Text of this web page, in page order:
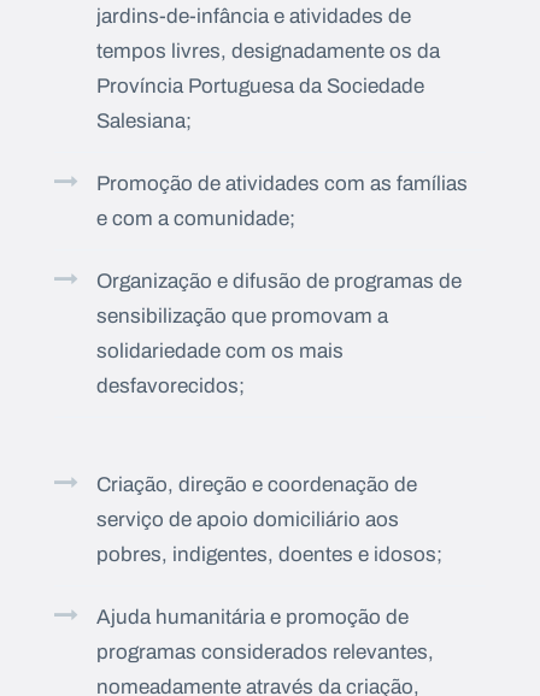
jardins-de-infância e atividades de
tempos livres, designadamente os da
Província Portuguesa da Sociedade
Salesiana;
Promoção de atividades com as famílias
e com a comunidade;
Organização e difusão de programas de
sensibilização que promovam a
solidariedade com os mais
desfavorecidos;
Criação, direção e coordenação de
serviço de apoio domiciliário aos
pobres, indigentes, doentes e idosos;
Ajuda humanitária e promoção de
programas considerados relevantes,
nomeadamente através da criação,